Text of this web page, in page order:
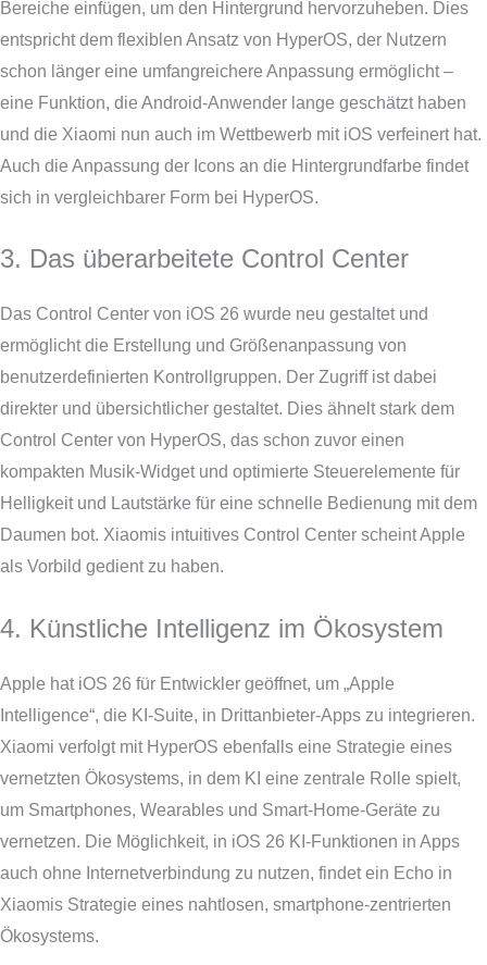
Bereiche einfügen, um den Hintergrund hervorzuheben. Dies
entspricht dem flexiblen Ansatz von HyperOS, der Nutzern
schon länger eine umfangreichere Anpassung ermöglicht –
eine Funktion, die Android-Anwender lange geschätzt haben
und die Xiaomi nun auch im Wettbewerb mit iOS verfeinert hat.
Auch die Anpassung der Icons an die Hintergrundfarbe findet
sich in vergleichbarer Form bei HyperOS.
3. Das überarbeitete Control Center
Das Control Center von iOS 26 wurde neu gestaltet und
ermöglicht die Erstellung und Größenanpassung von
benutzerdefinierten Kontrollgruppen. Der Zugriff ist dabei
direkter und übersichtlicher gestaltet. Dies ähnelt stark dem
Control Center von HyperOS, das schon zuvor einen
kompakten Musik-Widget und optimierte Steuerelemente für
Helligkeit und Lautstärke für eine schnelle Bedienung mit dem
Daumen bot. Xiaomis intuitives Control Center scheint Apple
als Vorbild gedient zu haben.
4. Künstliche Intelligenz im Ökosystem
Apple hat iOS 26 für Entwickler geöffnet, um „Apple
Intelligence“, die KI-Suite, in Drittanbieter-Apps zu integrieren.
Xiaomi verfolgt mit HyperOS ebenfalls eine Strategie eines
vernetzten Ökosystems, in dem KI eine zentrale Rolle spielt,
um Smartphones, Wearables und Smart-Home-Geräte zu
vernetzen. Die Möglichkeit, in iOS 26 KI-Funktionen in Apps
auch ohne Internetverbindung zu nutzen, findet ein Echo in
Xiaomis Strategie eines nahtlosen, smartphone-zentrierten
Ökosystems.